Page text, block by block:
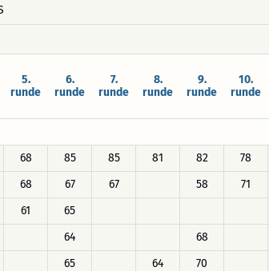
5.
runde
6.
runde
7.
runde
8.
runde
9.
runde
10.
runde
68 85 85 81 82
78
68 67 67 58
71
61
65
64
68
65 64
70